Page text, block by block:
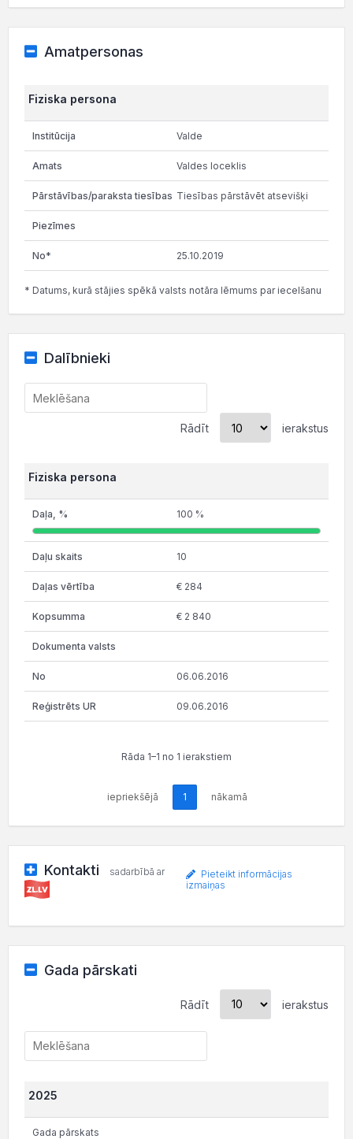
Amatpersonas
Fiziska persona
Valde
Valdes loceklis
Tiesības pārstāvēt atsevišķi
25.10.2019
* Datums, kurā stājies spēkā valsts notāra lēmums par iecelšanu
Dalībnieki
Rādīt ierakstus
Fiziska persona
100 %
10
€ 284
€ 2 840
06.06.2016
09.06.2016
Rāda 1–1 no 1 ierakstiem
iepriekšējā 1 nākamā
Kontakti sadarbībā ar
Pieteikt informācijas
izmaiņas
Gada pārskati
Rādīt ierakstus
2025
Gada pārskats